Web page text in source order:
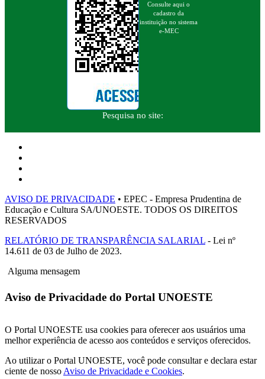
Consulte aqui o
cadastro da
instituição no sistema
e-MEC
Pesquisa no site:
AVISO DE PRIVACIDADE • EPEC - Empresa Prudentina de
Educação e Cultura SA/UNOESTE. TODOS OS DIREITOS
RESERVADOS
RELATÓRIO DE TRANSPARÊNCIA SALARIAL - Lei nº
14.611 de 03 de Julho de 2023.
Alguma mensagem
Aviso de Privacidade do Portal UNOESTE
O Portal UNOESTE usa cookies para oferecer aos usuários uma
melhor experiência de acesso aos conteúdos e serviços oferecidos.
Ao utilizar o Portal UNOESTE, você pode consultar e declara estar
ciente de nosso Aviso de Privacidade e Cookies.